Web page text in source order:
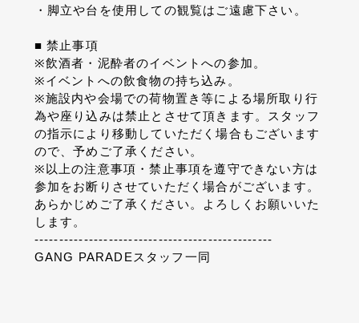
・脚立や台を使用しての観覧はご遠慮下さい。
■ 禁止事項
※飲酒者・泥酔者のイベントへの参加。
※イベントへの飲食物の持ち込み。
※施設内や会場での荷物置き等による場所取り行
為や座り込みは禁止とさせて頂きます。スタッフ
の指示により移動していただく場合もございます
ので、予めご了承ください。
※ 以上の注意事項・禁止事項を遵守できない方は
参加をお断りさせていただく場合がございます。
あらかじめご了承ください。よろしくお願いいた
します。
------------------------------------------------
GANG PARADE スタッフ一同